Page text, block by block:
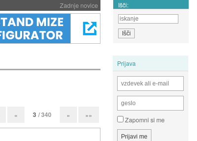
Zadnje novice Išči:
Prijava
Zapomni si me
« 3 / 340 » »»